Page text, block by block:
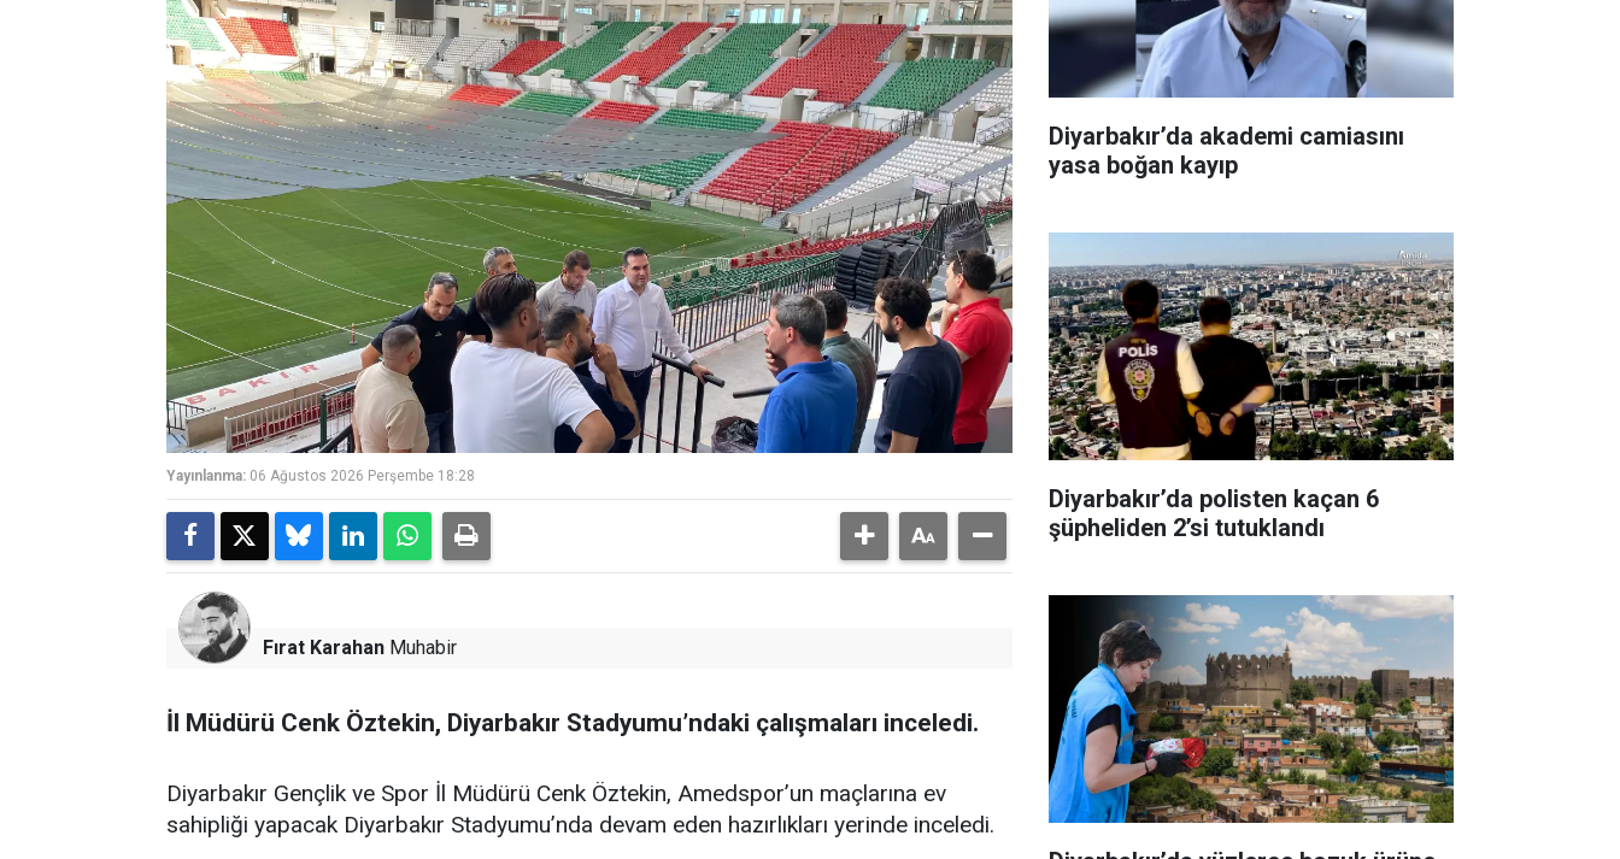
Yayınlanma: 06 Ağustos 2026 Perşembe 18:28
Fırat Karahan Muhabir
İl Müdürü Cenk Öztekin, Diyarbakır Stadyumu’ndaki çalışmaları inceledi.
Diyarbakır Gençlik ve Spor İl Müdürü Cenk Öztekin, Amedspor’un maçlarına ev
sahipliği yapacak Diyarbakır Stadyumu’nda devam eden hazırlıkları yerinde inceledi.
Diyarbakır’da akademi camiasını
yasa boğan kayıp
Diyarbakır’da polisten kaçan 6
şüpheliden 2’si tutuklandı